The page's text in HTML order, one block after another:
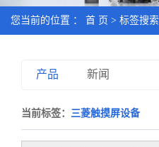
您当前的位置 ： 首 页 > 标签搜索
产品 新闻
当前标签： 三菱触摸屏设备